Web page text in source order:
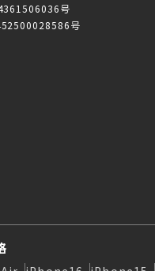
号
号